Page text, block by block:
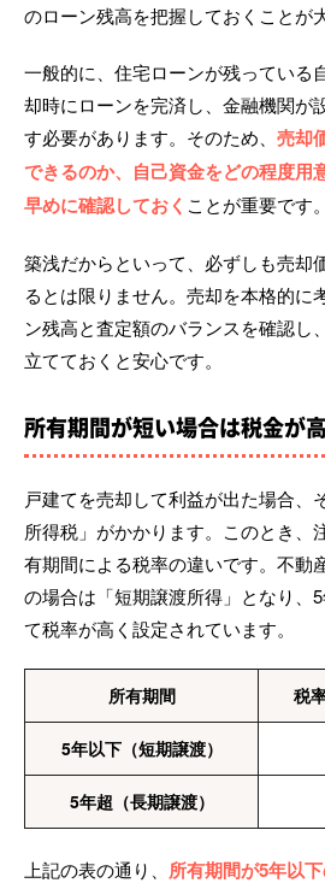
のローン残高を把握しておくことが
一般的に、住宅ローンが残っている
却時にローンを完済し、金融機関が
す必要があります。そのため、 売却
できるのか、自己資金をどの程度用
早めに確認しておく ことが重要です。
築浅だからといって、必ずしも売却
るとは限りません。売却を本格的に
ン残高と査定額のバランスを確認し
立てておくと安心です。
所有期間が短い場合は税金が
戸建てを売却して利益が出た場合、
所得税」がかかります。このとき、
有期間による税率の違いです。不動
の場合は「短期譲渡所得」となり、
て税率が高く設定されています。
所有期間 税
5年以下（短期譲渡）
5年超（長期譲渡）
上記の表の通り、 所有期間が5年以